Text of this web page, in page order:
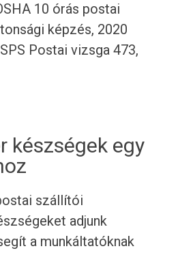
10 órás postai
képzés, 2020
Postai vizsga 473,
készségek egy
szállítói
adjunk
a munkáltatóknak